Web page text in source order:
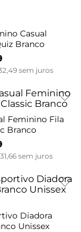
Casual
Branco
,49sem juros
Feminino Fila
Branco
31 66sem juros
Diadora
Unissex